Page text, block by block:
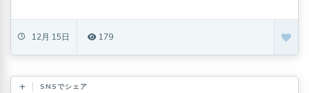
12月 15日 179
SNSでシェア